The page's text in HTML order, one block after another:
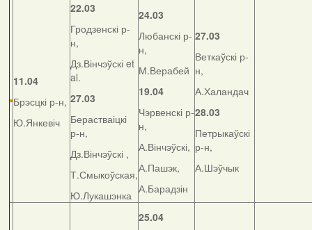
11.04
Брэсцкі р-н,
Ю.Янкевіч
22.03
Гродзенскі р-
н,
Дз.Вінчэўскі et
al.
27.03
Берастваіцкі
р-н,
Дз.Вінчэўскі ,
Т.Смыкоўская,
Ю.Лукашэнка
24.03
Любанскі р-
н,
М.Верабей
19.04
Чэрвенскі р-
н,
А.Вінчэўскі,
А.Пашэк,
А.Барадзін
27.03
Веткаўскі р-
н,
А.Халандач
28.03
Петрыкаўскі
р-н,
А.Шэўчык
25.04